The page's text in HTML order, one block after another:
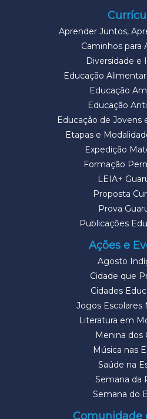
Aprender Juntos,
Caminhos para
Diversidade e
Educação
Educação
Educação
Educação de Jovens
Etapas e
Expedição
Formação
LEIA+
Proposta
Prova
Publicações
Ações e
Agosto
Cidade que
Cidades
Jogos Escolares
Literatura em
Menina dos
Música nas
Saúde na
Semana da
Semana do
Comunidade